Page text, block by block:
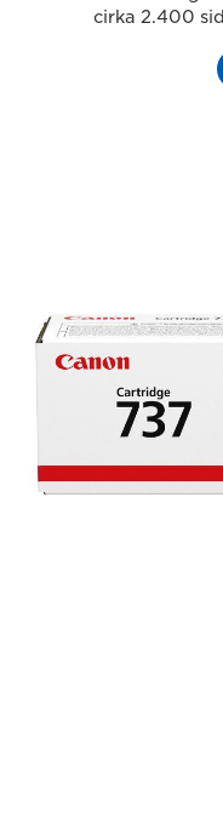
cirka 2.400